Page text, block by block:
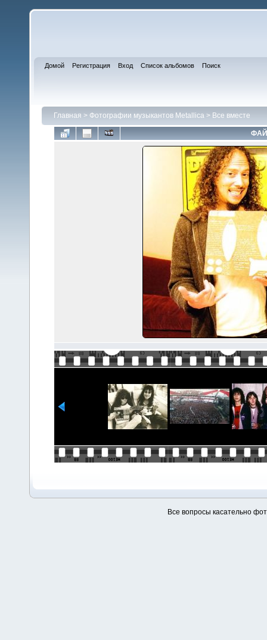
Домой Регистрация Вход Список альбомов Поиск
Главная > Фотографии музыкантов Metallica > Все вместе
Все вопросы касательно